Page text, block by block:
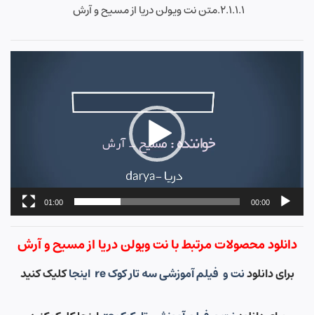
متن نت ویولن دریا از مسیح و آرش
00:00
01:00
دانلود محصولات مرتبط با نت ویولن دریا از مسیح و آرش
برای دانلودنت و فیلم آموزشی سه تار کوک re اینجا کلیک کنید